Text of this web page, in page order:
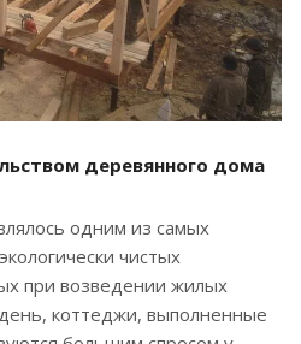
деревянного дома
одним из самых
чистых
при возведении жилых
коттеджи, выполненные